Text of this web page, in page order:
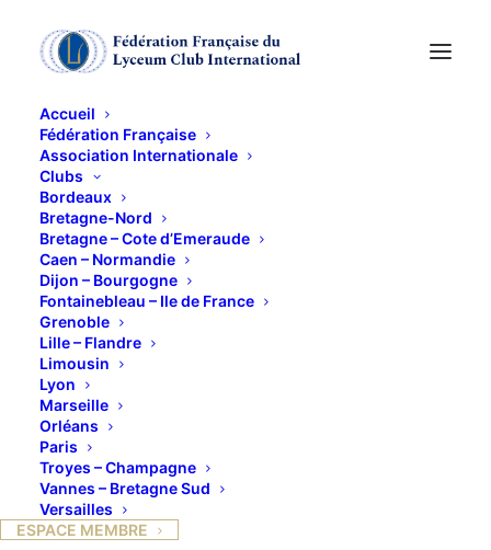
Accueil
Fédération Française
Association Internationale
Clubs
Bordeaux
Bretagne-Nord
Bretagne – Cote d’Emeraude
Caen – Normandie
Dijon – Bourgogne
Fontainebleau – Ile de France
Grenoble
Lille – Flandre
Limousin
Lyon
Marseille
Orléans
Paris
Troyes – Champagne
Vannes – Bretagne Sud
Versailles
ESPACE MEMBRE
Les centrales
nucléaires : principe,
filières,
fonctionnement,